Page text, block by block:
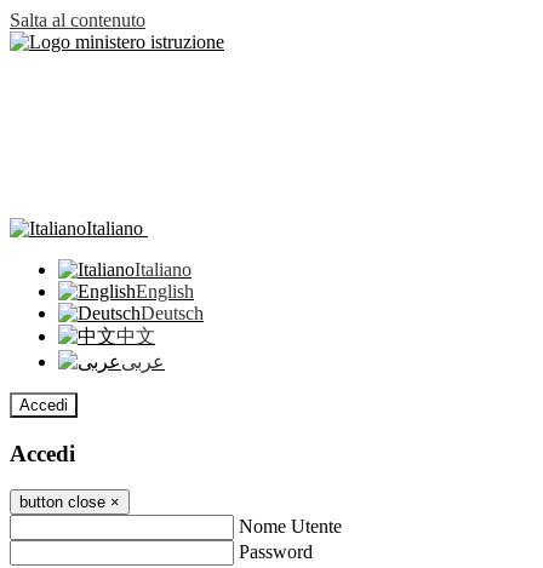
Salta al contenuto
Italiano
Italiano
English
Deutsch
中文
عربى
Accedi
Accedi
button close ×
Nome Utente
Password